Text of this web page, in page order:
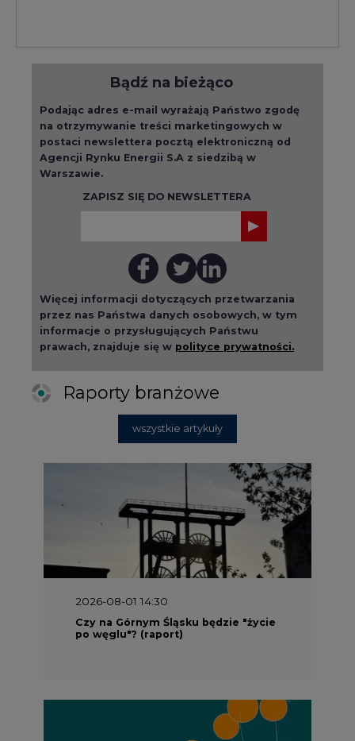
Bądź na bieżąco
Podając adres e-mail wyrażają Państwo zgodę
na otrzymywanie treści marketingowych w
postaci newslettera pocztą elektroniczną od
Agencji Rynku Energii S.A z siedzibą w
Warszawie.
ZAPISZ SIĘ DO NEWSLETTERA
Więcej informacji dotyczących przetwarzania
przez nas Państwa danych osobowych, w tym
informacje o przysługujących Państwu
prawach, znajduje się w polityce prywatności.
Raporty branżowe
wszystkie artykuły
2026-08-01 14:30
Czy na Górnym Śląsku będzie "życie
po węglu"? (raport)